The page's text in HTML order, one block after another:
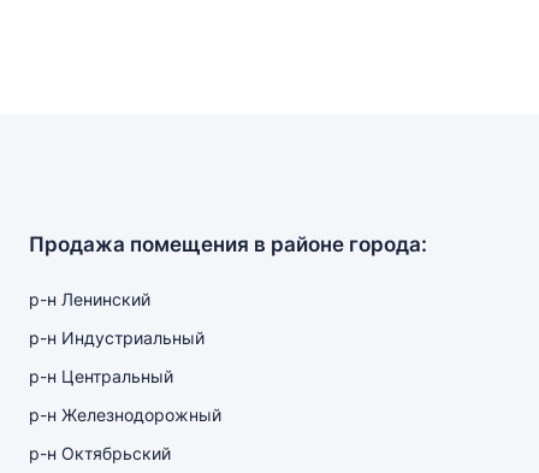
Продажа помещения в районе города:
р-н Ленинский
р-н Индустриальный
р-н Центральный
р-н Железнодорожный
р-н Октябрьский